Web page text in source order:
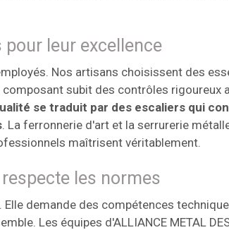
pour leur excellence
Nos artisans choisissent des
subit des contrôles rigoureux
se traduit par des escaliers qui
. La ferronnerie d'art et la serrurerie
maîtrisent véritablement.
les normes
demande des compétences
Les équipes d'ALLIANCE METAL